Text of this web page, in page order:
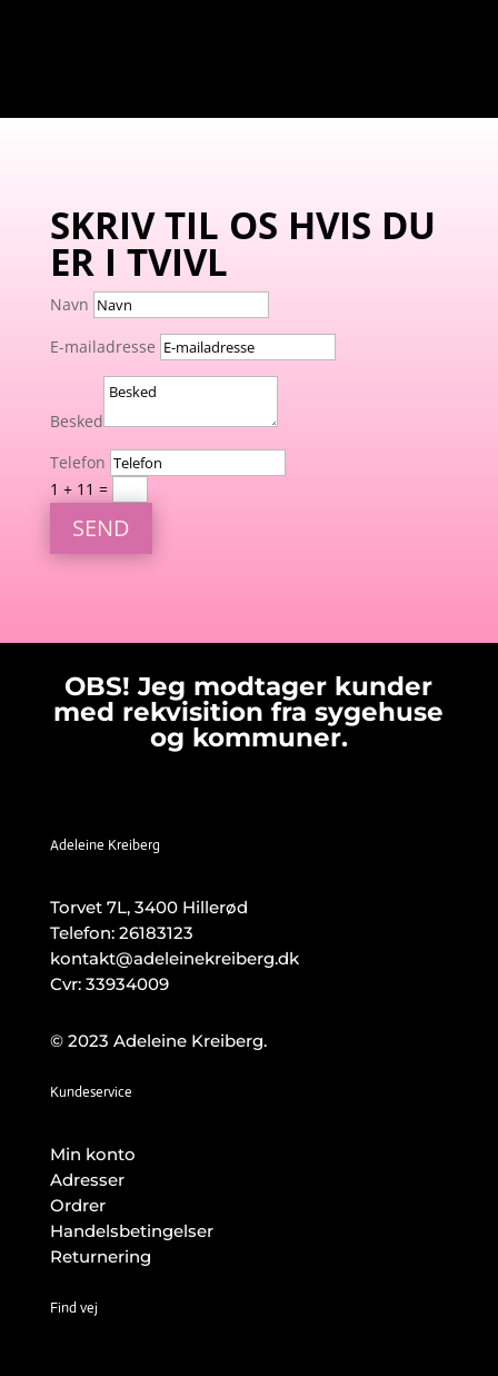
SKRIV TIL OS HVIS DU
ER I TVIVL
Navn
E-mailadresse
Besked
Telefon
1 + 11 =
SEND
OBS! Jeg modtager kunder
med rekvisition fra sygehuse
og kommuner.
Adeleine Kreiberg
Torvet 7L, 3400 Hillerød
Telefon: 26183123
kontakt@adeleinekreiberg.dk
Cvr: 33934009
© 2023 Adeleine Kreiberg.
Kundeservice
Min konto
Adresser
Ordrer
Handelsbetingelser
Returnering
Find vej